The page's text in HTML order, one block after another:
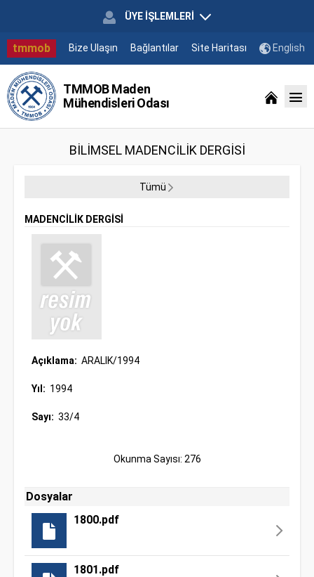
ÜYE İŞLEMLERİ
tmmob Bize Ulaşın Bağlantılar Site Haritası English
TMMOB Maden
Mühendisleri Odası
BİLİMSEL MADENCİLİK DERGİSİ
Tümü
MADENCİLİK DERGİSİ
Açıklama: ARALIK/1994
Yıl: 1994
Sayı: 33/4
Okunma Sayısı: 276
Dosyalar
1800.pdf
1801.pdf